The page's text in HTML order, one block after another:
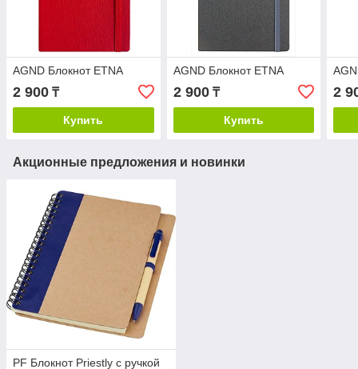
AGND Блокнот ETNA
2 900 ₸
Купить
AGND Блокнот ETNA
2 900₸
Купить
2
Акционные предложения и новинки
PF Блокнот Priestly с ручкой